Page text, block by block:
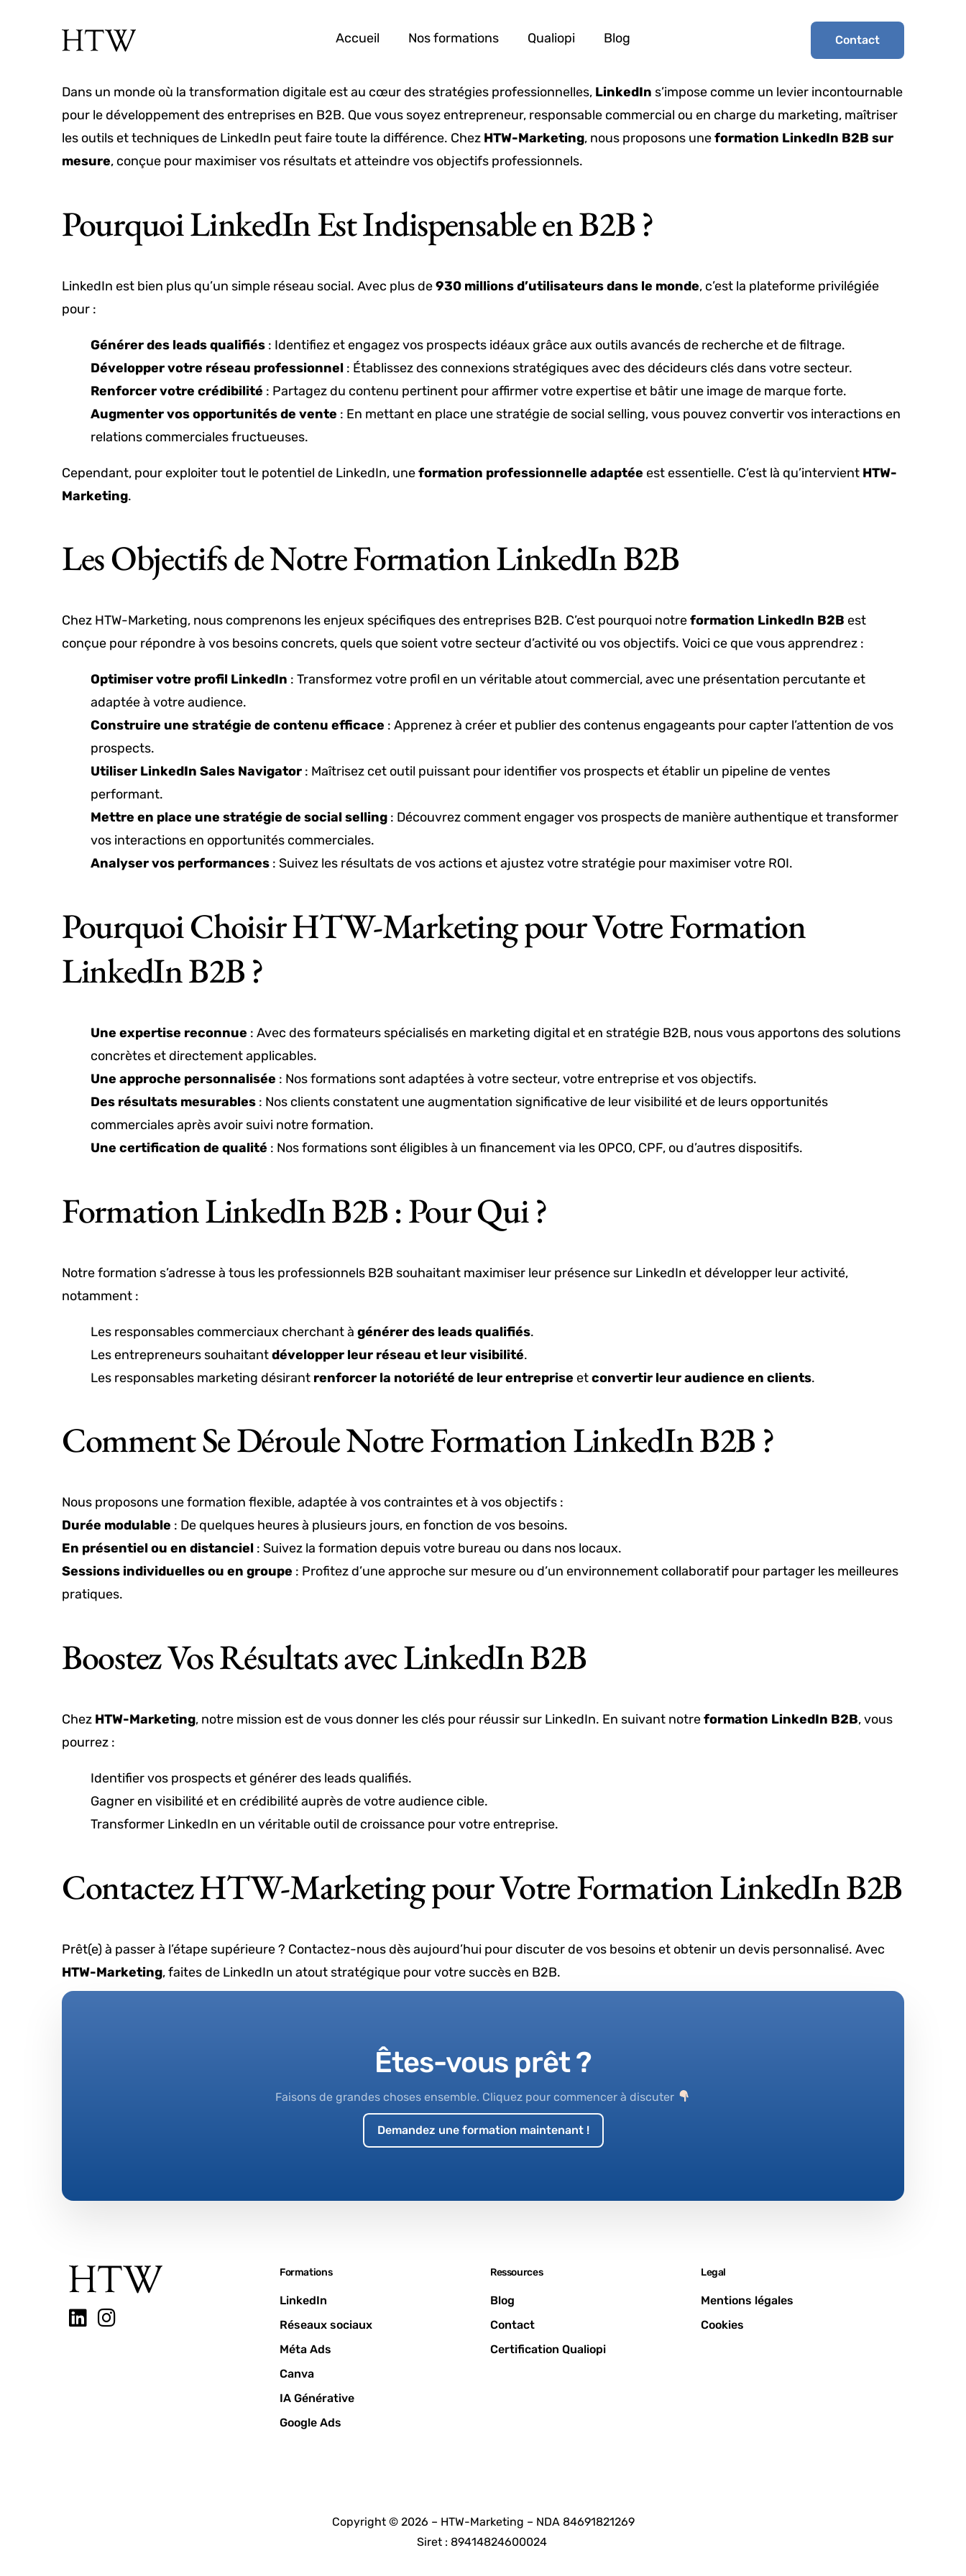
Accueil Nos formations Qualiopi Blog Contact
Dans un monde où la transformation digitale est au cœur des stratégies professionnelles, LinkedIn s’impose comme un levier incontournable
pour le développement des entreprises en B2B. Que vous soyez entrepreneur, responsable commercial ou en charge du marketing, maîtriser
les outils et techniques de LinkedIn peut faire toute la différence. Chez HTW-Marketing, nous proposons uneformation LinkedIn B2B sur
mesure, conçue pour maximiser vos résultats et atteindre vos objectifs professionnels.
Pourquoi LinkedIn Est Indispensable en B2B ?
LinkedIn est bien plus qu’un simple réseau social. Avec plus de930 millions d’utilisateurs dans le monde, c’est la plateforme privilégiée
pour :
Générer des leads qualifiés : Identifiez et engagez vos prospects idéaux grâce aux outils avancés de recherche et de filtrage.
Développer votre réseau professionnel : Établissez des connexions stratégiques avec des décideurs clés dans votre secteur.
Renforcer votre crédibilité : Partagez du contenu pertinent pour affirmer votre expertise et bâtir une image de marque forte.
Augmenter vos opportunités de vente : En mettant en place une stratégie de social selling, vous pouvez convertir vos interactions en
relations commerciales fructueuses.
Cependant, pour exploiter tout le potentiel de LinkedIn, uneformation professionnelle adaptée est essentielle. C’est là qu’intervient HTW-
Marketing.
Les Objectifs de Notre Formation LinkedIn B2B
Chez HTW-Marketing, nous comprenons les enjeux spécifiques des entreprises B2B. C’est pourquoi notreformation LinkedIn B2B est
conçue pour répondre à vos besoins concrets, quels que soient votre secteur d’activité ou vos objectifs. Voici ce que vous apprendrez :
Optimiser votre profil LinkedIn : Transformez votre profil en un véritable atout commercial, avec une présentation percutante et
adaptée à votre audience.
Construire une stratégie de contenu efficace : Apprenez à créer et publier des contenus engageants pour capter l’attention de vos
prospects.
Utiliser LinkedIn Sales Navigator : Maîtrisez cet outil puissant pour identifier vos prospects et établir un pipeline de ventes
performant.
Mettre en place une stratégie de social selling : Découvrez comment engager vos prospects de manière authentique et transformer
vos interactions en opportunités commerciales.
Analyser vos performances : Suivez les résultats de vos actions et ajustez votre stratégie pour maximiser votre ROI.
Pourquoi Choisir HTW-Marketing pour Votre Formation
LinkedIn B2B ?
Une expertise reconnue : Avec des formateurs spécialisés en marketing digital et en stratégie B2B, nous vous apportons des solutions
concrètes et directement applicables.
Une approche personnalisée : Nos formations sont adaptées à votre secteur, votre entreprise et vos objectifs.
Des résultats mesurables : Nos clients constatent une augmentation significative de leur visibilité et de leurs opportunités
commerciales après avoir suivi notre formation.
Une certification de qualité : Nos formations sont éligibles à un financement via les OPCO, CPF, ou d’autres dispositifs.
Formation LinkedIn B2B : Pour Qui ?
Notre formation s’adresse à tous les professionnels B2B souhaitant maximiser leur présence sur LinkedIn et développer leur activité,
notamment :
Les responsables commerciaux cherchant à générer des leads qualifiés.
Les entrepreneurs souhaitantdévelopper leur réseau et leur visibilité.
Les responsables marketing désirant renforcer la notoriété de leur entreprise etconvertir leur audience en clients.
Comment Se Déroule Notre Formation LinkedIn B2B ?
Nous proposons une formation flexible, adaptée à vos contraintes et à vos objectifs :
Durée modulable : De quelques heures à plusieurs jours, en fonction de vos besoins.
En présentiel ou en distanciel : Suivez la formation depuis votre bureau ou dans nos locaux.
Sessions individuelles ou en groupe : Profitez d’une approche sur mesure ou d’un environnement collaboratif pour partager les meilleures
pratiques.
Boostez Vos Résultats avec LinkedIn B2B
Chez HTW-Marketing, notre mission est de vous donner les clés pour réussir sur LinkedIn. En suivant notreformation LinkedIn B2B, vous
pourrez :
Identifier vos prospects et générer des leads qualifiés.
Gagner en visibilité et en crédibilité auprès de votre audience cible.
Transformer LinkedIn en un véritable outil de croissance pour votre entreprise.
Contactez HTW-Marketing pour Votre Formation LinkedIn B2B
Prêt(e) à passer à l’étape supérieure ? Contactez-nous dès aujourd’hui pour discuter de vos besoins et obtenir un devis personnalisé. Avec
HTW-Marketing, faites de LinkedIn un atout stratégique pour votre succès en B2B.
Êtes-vous prêt ?
Faisons de grandes choses ensemble. Cliquez pour commencer à discuter
Demandez une formation maintenant !
Formations
LinkedIn
Réseaux sociaux
Méta Ads
Canva
IA Générative
Google Ads
Ressources
Blog
Contact
Certification Qualiopi
Legal
Mentions légales
Cookies
Copyright © 2026 – HTW-Marketing – NDA 84691821269
Siret : 89414824600024